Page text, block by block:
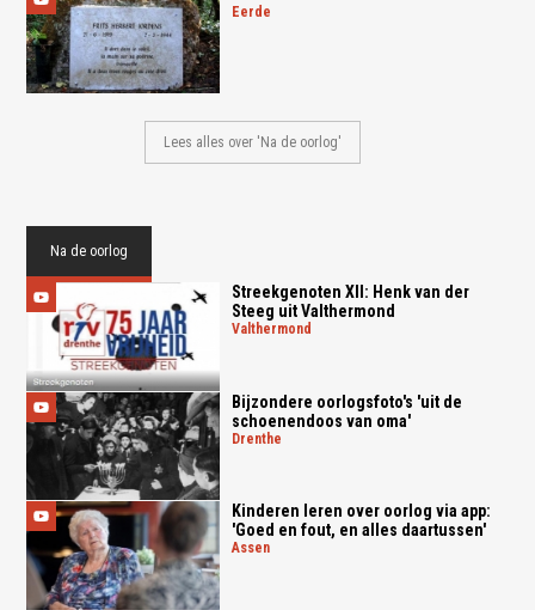
eerde
Lees alles over 'Na de oorlog'
Na de oorlog
Streekgenoten XII: Henk van der
Steeg uit Valthermond
valthermond
Bijzondere oorlogsfoto's 'uit de
schoenendoos van oma'
drenthe
Kinderen leren over oorlog via app:
'Goed en fout, en alles daartussen'
assen